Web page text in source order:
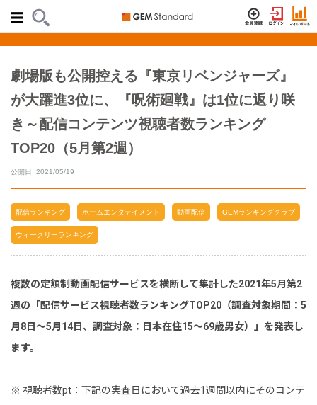
劇場版も公開控える『東京リベンジャーズ』
が大躍進3位に、『呪術廻戦』は1位に返り咲
き～配信コンテンツ視聴者数ランキング
TOP20（5月第2週）
公開日: 2021/05/19
配信ランキング ホームエンタテイメント 動画配信 GEMランキングクラブ
ウィークリーランキング
複数の定額制動画配信サービスを横断して集計した2021年5月第2
週の「配信サービス視聴者数ランキングTOP20（調査対象期間：5
月8日～5月14日、調査対象：日本在住15～69歳男女）」を発表し
ます。
※ 視聴者数pt：下記の実査日において過去1週間以内にそのコンテ